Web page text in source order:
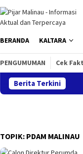
BERANDA KALTARA
PENGUMUMAN Cek
Berita Terkini
TOPIK: PDAM MALINAU